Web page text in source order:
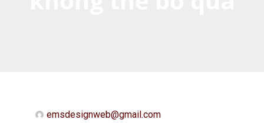
emsdesignweb@gmail.com